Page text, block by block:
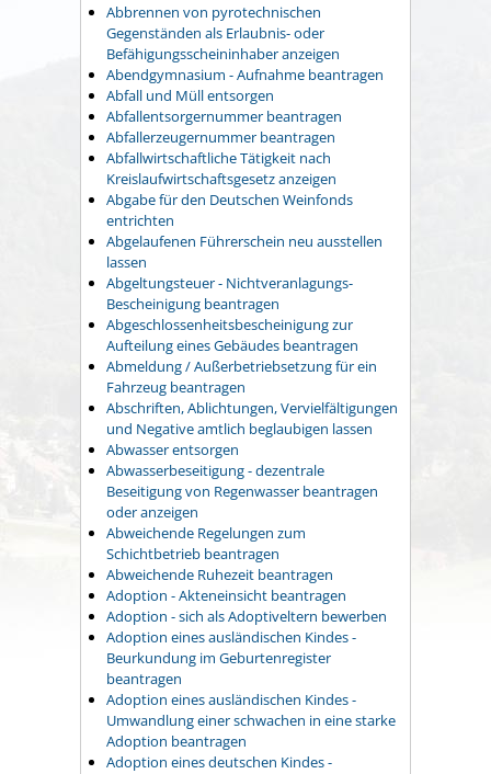
Abbrennen von pyrotechnischen
Gegenständen als Erlaubnis- oder
Befähigungsscheininhaber anzeigen
Abendgymnasium - Aufnahme beantragen
Abfall und Müll entsorgen
Abfallentsorgernummer beantragen
Abfallerzeugernummer beantragen
Abfallwirtschaftliche Tätigkeit nach
Kreislaufwirtschaftsgesetz anzeigen
Abgabe für den Deutschen Weinfonds
entrichten
Abgelaufenen Führerschein neu ausstellen
lassen
Abgeltungsteuer - Nichtveranlagungs-
Bescheinigung beantragen
Abgeschlossenheitsbescheinigung zur
Aufteilung eines Gebäudes beantragen
Abmeldung / Außerbetriebsetzung für ein
Fahrzeug beantragen
Abschriften, Ablichtungen, Vervielfältigungen
und Negative amtlich beglaubigen lassen
Abwasser entsorgen
Abwasserbeseitigung - dezentrale
Beseitigung von Regenwasser beantragen
oder anzeigen
Abweichende Regelungen zum
Schichtbetrieb beantragen
Abweichende Ruhezeit beantragen
Adoption - Akteneinsicht beantragen
Adoption - sich als Adoptiveltern bewerben
Adoption eines ausländischen Kindes -
Beurkundung im Geburtenregister
beantragen
Adoption eines ausländischen Kindes -
Umwandlung einer schwachen in eine starke
Adoption beantragen
Adoption eines deutschen Kindes -